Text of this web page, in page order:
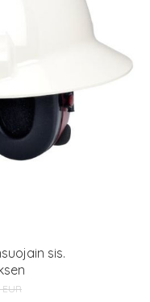
sis.
EUR